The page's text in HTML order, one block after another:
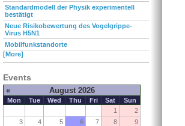
Standardmodell der Physik experimentell
bestätigt
Neue Risikobewertung des Vogelgrippe-
Virus H5N1
Mobilfunkstandorte
[More]
Events
« August 2026
Mon Tue Wed Thu Fri Sat
Sun
1
2
3
4 5 6 7 8
9